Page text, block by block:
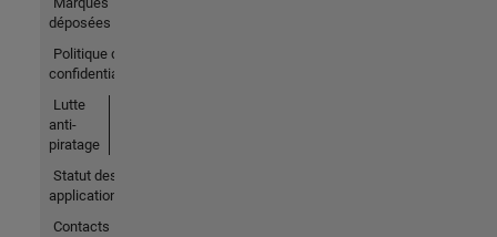
déposées
Politique de
confidentialité
Lutte
anti-
piratage
Statut des
applications
Contacts